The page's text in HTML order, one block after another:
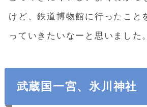
けど、鉄道博物館に行ったこと
っていきたいなーと思いました。
武蔵国一宮、氷川神社